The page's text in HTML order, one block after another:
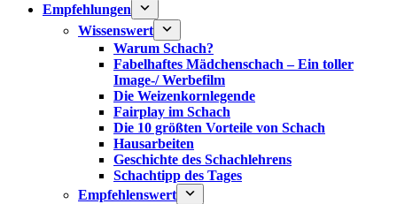
Empfehlungen
Wissenswert
Warum Schach?
Fabelhaftes Mädchenschach – Ein toller
Image-/ Werbefilm
Die Weizenkornlegende
Fairplay im Schach
Die 10 größten Vorteile von Schach‎
Hausarbeiten
Geschichte des Schachlehrens
Schachtipp des Tages
Empfehlenswert